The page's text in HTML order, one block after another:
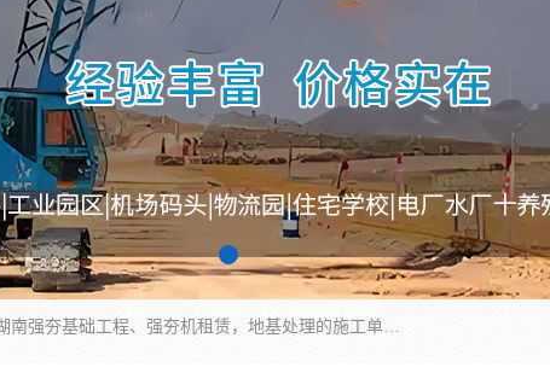
湖南业峻强夯基础工程有限公司是一家专业从事湖南强夯基础工程、强夯机租赁，地基处理的施工单位。业务覆盖：湖南、广东，江西等地。可承接1000KN.m-25000KN.m强夯（置换）工程。公司创始人是国内较早期从事强夯施工的建设者，经过多年的一步一个脚印的发展，在行业内具有较高的度和良好的口碑。